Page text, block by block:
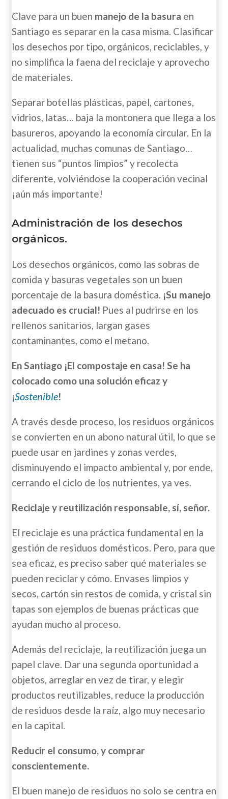
Clave para un buen manejo de la basura en
Santiago es separar en la casa misma. Clasificar
los desechos por tipo, orgánicos, reciclables, y
no simplifica la faena del reciclaje y aprovecho
de materiales.
Separar botellas plásticas, papel, cartones,
vidrios, latas… baja la montonera que llega a los
basureros, apoyando la economía circular. En la
actualidad, muchas comunas de Santiago…
tienen sus “puntos limpios” y recolecta
diferente, volviéndose la cooperación vecinal
¡aún más importante!
Administración de los desechos
orgánicos.
Los desechos orgánicos, como las sobras de
comida y basuras vegetales son un buen
porcentaje de la basura doméstica. ¡Su manejo
adecuado es crucial! Pues al pudrirse en los
rellenos sanitarios, largan gases
contaminantes, como el metano.
En Santiago ¡El compostaje en casa! Se ha
colocado como una solución eficaz y
¡Sostenible!
A través desde proceso, los residuos orgánicos
se convierten en un abono natural útil, lo que se
puede usar en jardines y zonas verdes,
disminuyendo el impacto ambiental y, por ende,
cerrando el ciclo de los nutrientes, ya ves.
Reciclaje y reutilización responsable, sí, señor.
El reciclaje es una práctica fundamental en la
gestión de residuos domésticos. Pero, para que
sea eficaz, es preciso saber qué materiales se
pueden reciclar y cómo. Envases limpios y
secos, cartón sin restos de comida, y cristal sin
tapas son ejemplos de buenas prácticas que
ayudan mucho al proceso.
Además del reciclaje, la reutilización juega un
papel clave. Dar una segunda oportunidad a
objetos, arreglar en vez de tirar, y elegir
productos reutilizables, reduce la producción
de residuos desde la raíz, algo muy necesario
en la capital.
Reducir el consumo, y comprar
conscientemente.
El buen manejo de residuos no solo se centra en